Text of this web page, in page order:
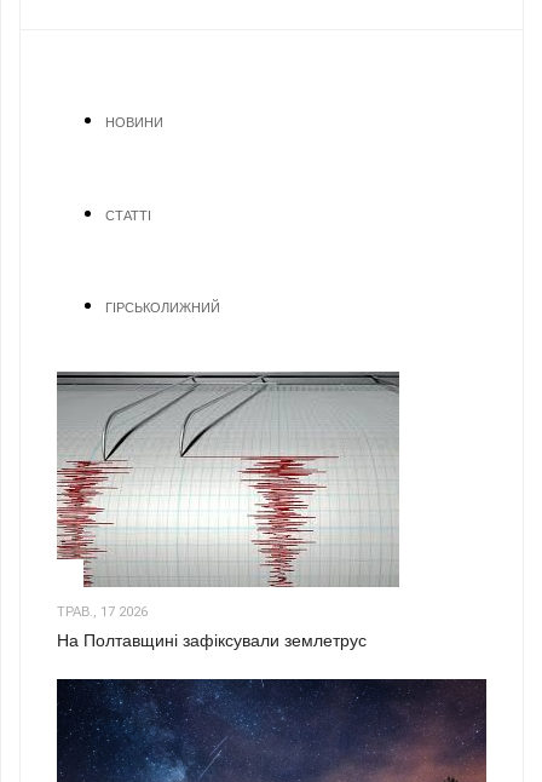
НОВИНИ
СТАТТІ
ГІРСЬКОЛИЖНИЙ
ТРАВ., 17 2026
На Полтавщині зафіксували землетрус